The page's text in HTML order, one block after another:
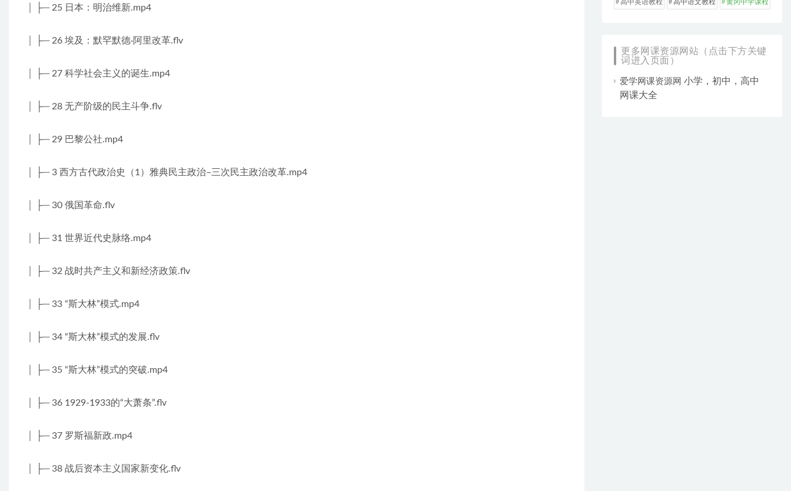
│ ├─ 25 日本：明治维新.mp4
│ ├─ 26 埃及：默罕默德·阿里改革.flv
│ ├─ 27 科学社会主义的诞生.mp4
│ ├─ 28 无产阶级的民主斗争.flv
│ ├─ 29 巴黎公社.mp4
│ ├─ 3 西方古代政治史（1）雅典民主政治–三次民主政治改革.mp4
│ ├─ 30 俄国革命.flv
│ ├─ 31 世界近代史脉络.mp4
│ ├─ 32 战时共产主义和新经济政策.flv
│ ├─ 33 “斯大林”模式.mp4
│ ├─ 34 “斯大林”模式的发展.flv
│ ├─ 35 “斯大林”模式的突破.mp4
│ ├─ 36 1929-1933的“大萧条”.flv
│ ├─ 37 罗斯福新政.mp4
│ ├─ 38 战后资本主义国家新变化.flv
更多网课资源网站（点击下方关键
词进入页面）
爱学网课资源网 小学，初中，高中
网课大全